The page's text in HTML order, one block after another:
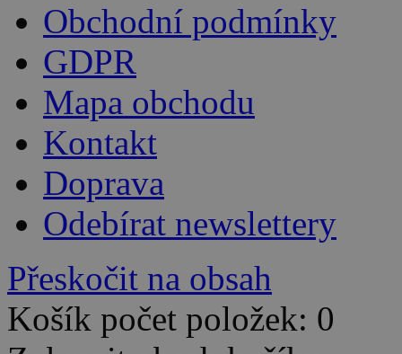
Obchodní podmínky
GDPR
Mapa obchodu
Kontakt
Doprava
Odebírat newslettery
Přeskočit na obsah
Košík počet položek: 0